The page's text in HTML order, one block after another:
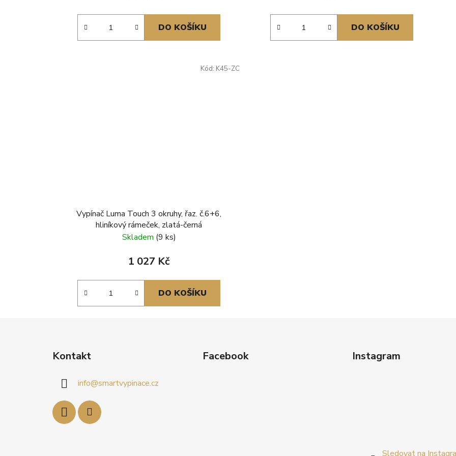
DO KOŠÍKU DO KOŠÍKU
Vypínač Luma Touch 3 okruhy, řaz. č.6+6,
hliníkový rámeček, zlatá-černá
Skladem (9 ks)
1 027 Kč
DO KOŠÍKU
Kód: K45-ZC
Kontakt
info@smartvypinace.cz
Facebook Instagram
Sledovat na